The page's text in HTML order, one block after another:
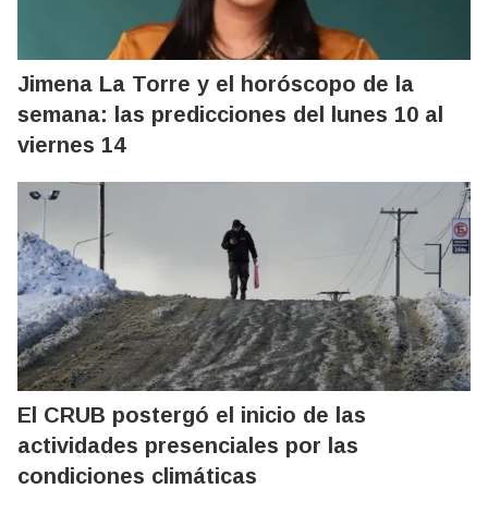
Jimena La Torre y el horóscopo de la
semana: las predicciones del lunes 10 al
viernes 14
El CRUB postergó el inicio de las
actividades presenciales por las
condiciones climáticas